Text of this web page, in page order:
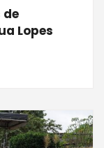
Lopes